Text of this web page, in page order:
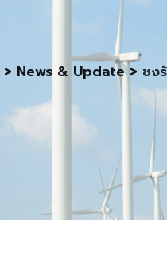
> News & Update> ชง